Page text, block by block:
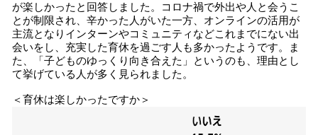
が楽しかったと回答しました。コロナ禍で外出や人と会うこ
とが制限され、辛かった人がいた一方、オンラインの活用が
主流となりインターンやコミュニティなどこれまでにない出
会いをし、充実した育休を過ごす人も多かったようです。ま
た、「子どものゆっくり向き合えた」というのも、理由とし
て挙げている人が多く見られました。
＜育休は楽しかったですか＞